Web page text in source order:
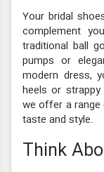
Your bridal
complement
traditional ball
pumps or
modern dress,
heels or
we offer a
taste and style.
Think